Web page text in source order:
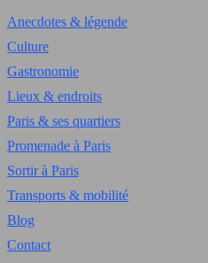
Anecdotes & légende
Culture
Gastronomie
Lieux & endroits
Paris & ses quartiers
Promenade à Paris
Sortir à Paris
Transports & mobilité
Blog
Contact